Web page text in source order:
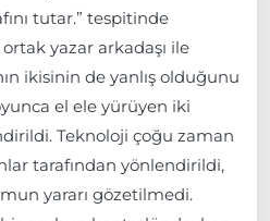
tutar.” tespitinde
yazar arkadaşı ile
ikisinin de yanlış olduğunu
el ele yürüyen iki
Teknoloji çoğu zaman
tarafından yönlendirildi,
yararı gözetilmedi.